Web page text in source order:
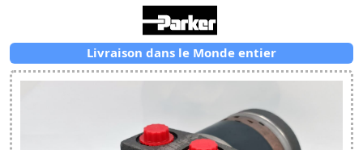
Livraison dans le Monde entier